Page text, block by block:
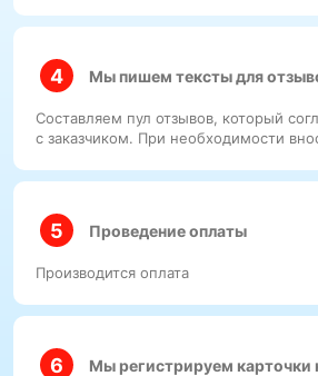
Мы пишем тексты для
Составляем пул отзывов, который
с заказчиком. При необходимости
Проведение оплаты
Производится оплата
Мы регистрируем карточки